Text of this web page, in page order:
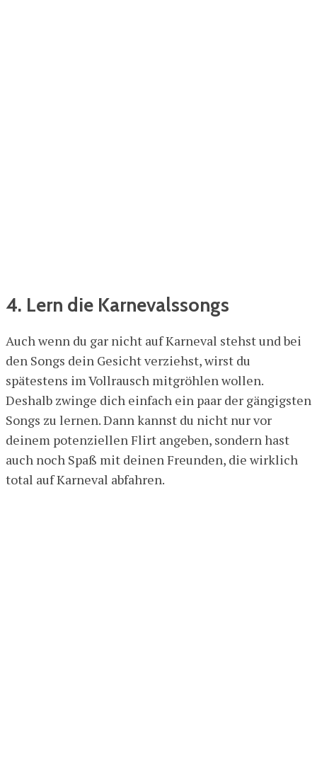
4. Lern die Karnevalssongs
Auch wenn du gar nicht auf Karneval stehst und bei
den Songs dein Gesicht verziehst, wirst du
spätestens im Vollrausch mitgröhlen wollen.
Deshalb zwinge dich einfach ein paar der gängigsten
Songs zu lernen. Dann kannst du nicht nur vor
deinem potenziellen Flirt angeben, sondern hast
auch noch Spaß mit deinen Freunden, die wirklich
total auf Karneval abfahren.